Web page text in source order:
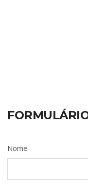
Nome